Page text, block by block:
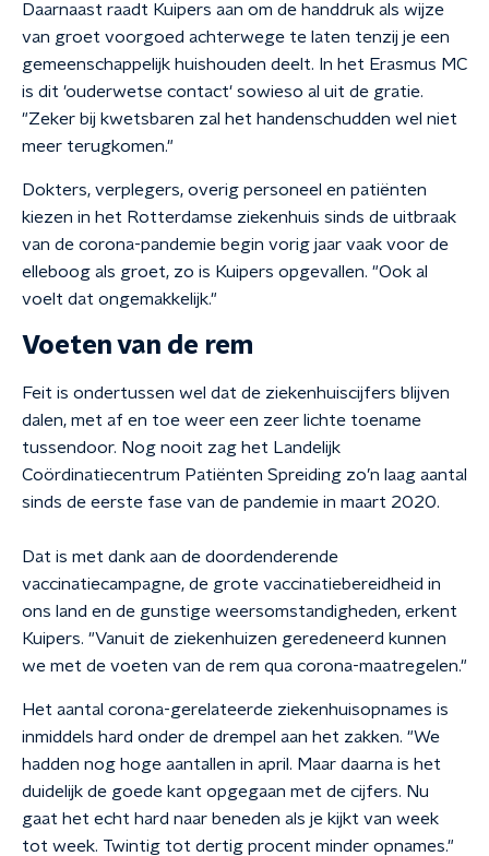
Daarnaast raadt Kuipers aan om de handdruk als wijze
van groet voorgoed achterwege te laten tenzij je een
gemeenschappelijk huishouden deelt. In het Erasmus MC
is dit 'ouderwetse contact' sowieso al uit de gratie.
"Zeker bij kwetsbaren zal het handenschudden wel niet
meer terugkomen."
Dokters, verplegers, overig personeel en patiënten
kiezen in het Rotterdamse ziekenhuis sinds de uitbraak
van de corona-pandemie begin vorig jaar vaak voor de
elleboog als groet, zo is Kuipers opgevallen. "Ook al
voelt dat ongemakkelijk."
Voeten van de rem
Feit is ondertussen wel dat de ziekenhuiscijfers blijven
dalen, met af en toe weer een zeer lichte toename
tussendoor. Nog nooit zag het Landelijk
Coördinatiecentrum Patiënten Spreiding zo’n laag aantal
sinds de eerste fase van de pandemie in maart 2020.
Dat is met dank aan de doordenderende
vaccinatiecampagne, de grote vaccinatiebereidheid in
ons land en de gunstige weersomstandigheden, erkent
Kuipers. "Vanuit de ziekenhuizen geredeneerd kunnen
we met de voeten van de rem qua corona-maatregelen."
Het aantal corona-gerelateerde ziekenhuisopnames is
inmiddels hard onder de drempel aan het zakken. "We
hadden nog hoge aantallen in april. Maar daarna is het
duidelijk de goede kant opgegaan met de cijfers. Nu
gaat het echt hard naar beneden als je kijkt van week
tot week. Twintig tot dertig procent minder opnames."